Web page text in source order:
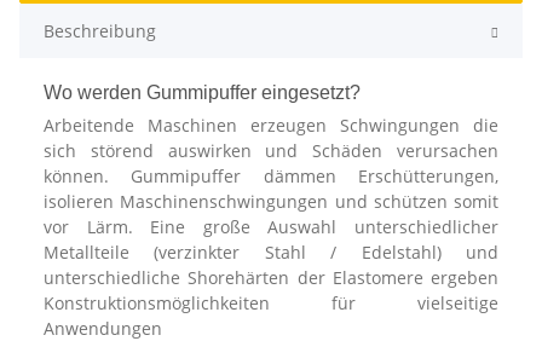
Beschreibung
Wo werden Gummipuffer eingesetzt?
Arbeitende Maschinen erzeugen Schwingungen die
sich störend auswirken und Schäden verursachen
können. Gummipuffer dämmen Erschütterungen,
isolieren Maschinenschwingungen und schützen somit
vor Lärm. Eine große Auswahl unterschiedlicher
Metallteile (verzinkter Stahl / Edelstahl) und
unterschiedliche Shorehärten der Elastomere ergeben
Konstruktionsmöglichkeiten für vielseitige
Anwendungen